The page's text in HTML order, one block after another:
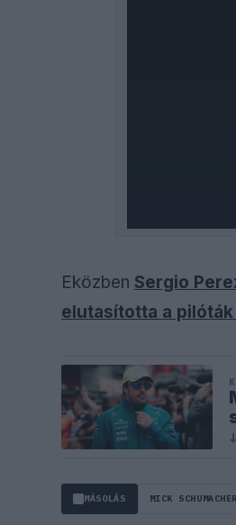
Eközben Sergio
elutasította a
↓
MÁSOLÁS MICK SCHUMACHER